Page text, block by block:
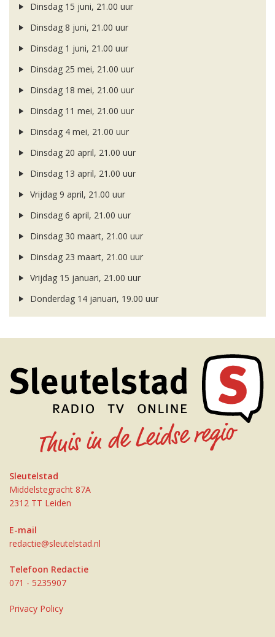
Dinsdag 15 juni, 21.00 uur
Dinsdag 8 juni, 21.00 uur
Dinsdag 1 juni, 21.00 uur
Dinsdag 25 mei, 21.00 uur
Dinsdag 18 mei, 21.00 uur
Dinsdag 11 mei, 21.00 uur
Dinsdag 4 mei, 21.00 uur
Dinsdag 20 april, 21.00 uur
Dinsdag 13 april, 21.00 uur
Vrijdag 9 april, 21.00 uur
Dinsdag 6 april, 21.00 uur
Dinsdag 30 maart, 21.00 uur
Dinsdag 23 maart, 21.00 uur
Vrijdag 15 januari, 21.00 uur
Donderdag 14 januari, 19.00 uur
Sleutelstad
Middelstegracht 87A
2312 TT Leiden
E-mail
redactie@sleutelstad.nl
Telefoon Redactie
071 - 5235907
Privacy Policy